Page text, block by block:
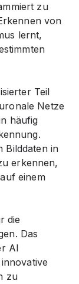
zu
von
lernt,
Teil
Netze
häufig
Bilddaten in
erkennen,
einem
die
Das
AI
zu